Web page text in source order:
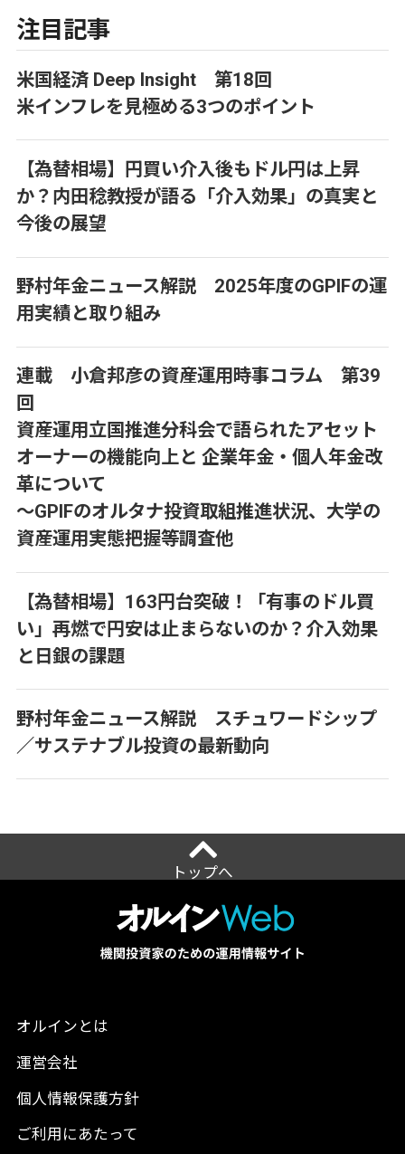
注目記事
米国経済 Deep Insight 第18回
米インフレを見極める3つのポイント
【為替相場】円買い介入後もドル円は上昇
か？内田稔教授が語る「介入効果」の真実と
今後の展望
野村年金ニュース解説 2025年度のGPIFの運
用実績と取り組み
連載 小倉邦彦の資産運用時事コラム 第39
回
資産運用立国推進分科会で語られたアセット
オーナーの機能向上と 企業年金・個人年金改
革について
～GPIFのオルタナ投資取組推進状況、大学の
資産運用実態把握等調査他
【為替相場】163円台突破！「有事のドル買
い」再燃で円安は止まらないのか？介入効果
と日銀の課題
野村年金ニュース解説 スチュワードシップ
／サステナブル投資の最新動向
トップへ
オルインとは
運営会社
個人情報保護方針
ご利用にあたって